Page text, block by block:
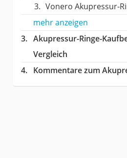
Vonero Akupressur-
mehr anzeigen
Akupressur-Ringe-
Vergleich
Kommentare zum